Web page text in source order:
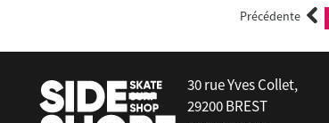
Précédente
30 rue Yves Collet,
29200 BREST